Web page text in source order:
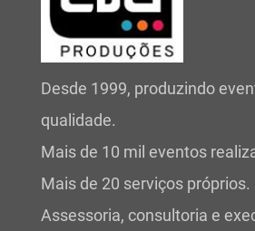
Desde 1999, produzindo
qualidade.
Mais de 10 mil eventos
Mais de 20 serviços próprios.
Assessoria, consultoria e